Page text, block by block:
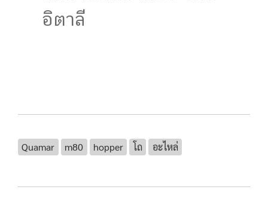
อิตาลี
Quamar m80 hopper โถ อะไหล่